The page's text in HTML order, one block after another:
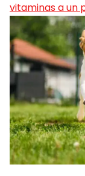
vitaminas a un